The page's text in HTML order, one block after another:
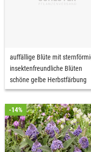
auffällige Blüte mit
insektenfreundliche Blüten
schöne gelbe Herbstfärbung
-14%